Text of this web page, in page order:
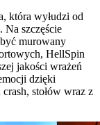
która wyłudzi od
Na szczęście
murowany
HellSpin
jakości wrażeń
dzięki
stołów wraz z